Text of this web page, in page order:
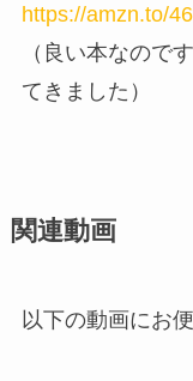
https://amzn.to/
（良い本なので
てきました）
関連動画
以下の動画にお